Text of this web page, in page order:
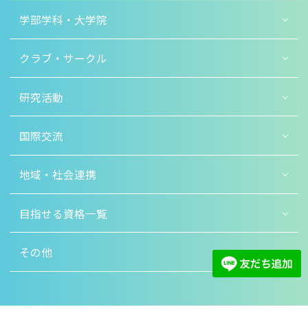
学部学科・大学院
クラブ・サークル
研究活動
国際交流
地域・社会連携
目指せる資格一覧
その他